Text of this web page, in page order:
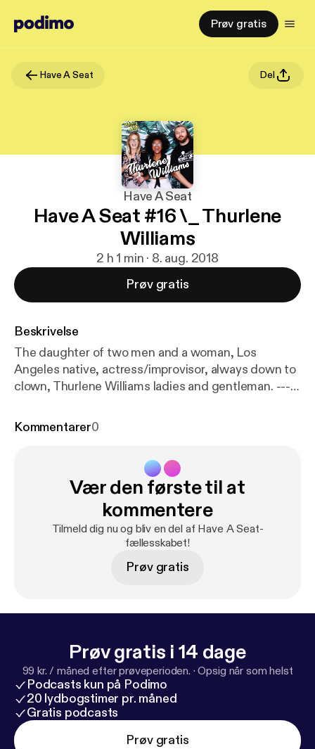
Prøv gratis
Have A Seat Del
Have A Seat
Have A Seat #16 \_ Thurlene
Williams
2 h 1 min · 8. aug. 2018
Prøv gratis
Beskrivelse
The daughter of two men and a woman, Los
Angeles native, actress/improvisor, always down to
clown, Thurlene Williams ladies and gentleman. ---
odcast/support
Kommentarer0
Vær den første til at
kommentere
Tilmeld dig nu og bliv en del af Have A Seat-
fællesskabet!
Prøv gratis
Prøv gratis i 14 dage
99 kr. / måned efter prøveperioden. ·Opsig når som helst
Podcasts kun på Podimo
20 lydbogstimer pr. måned
Gratis podcasts
Prøv gratis